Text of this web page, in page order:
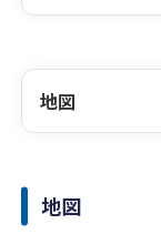
地図
地図